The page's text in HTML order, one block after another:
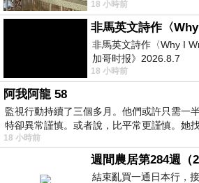
顧都會去看一下。他們偶
18 小時前
非馬英文詩作〈
非馬英文詩作〈Why I
加哥时报》2026.8.7
18 小時前
阿我阿龍 58
監視行動持續了三個多月。他們或許只需一
特卻異常謹慎。或者說，比平常更謹慎。她
18 小時前
結束亂買一通日本行，